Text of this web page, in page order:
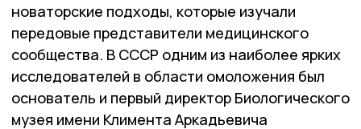
новаторские подходы, которые изучали
передовые представители медицинского
сообщества. В СССР одним из наиболее ярких
исследователей в области омоложения был
основатель и первый директор Биологического
музея имени Климента Аркадьевича